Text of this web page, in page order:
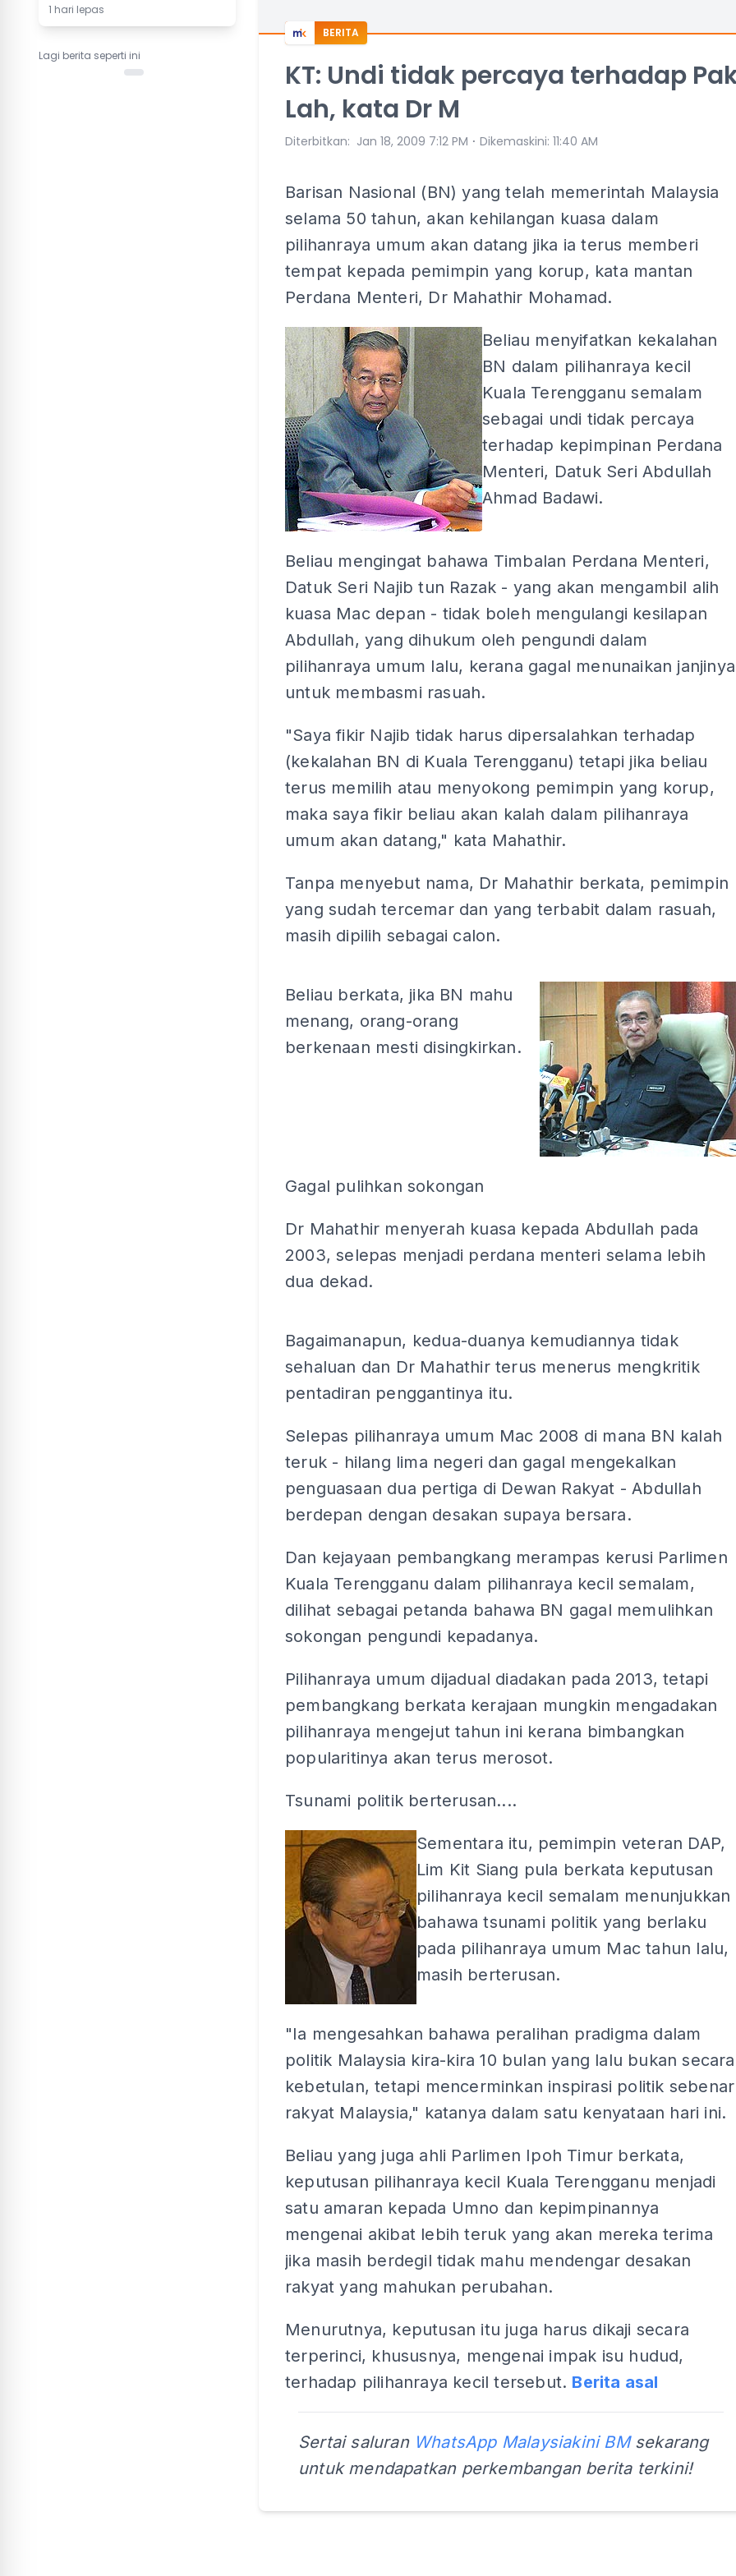
1 hari lepas
Lagi berita seperti ini
BERITA
KT: Undi tidak percaya terhadap
Lah, kata Dr M
Diterbitkan: Jan 18, 2009 7:12 PM ⋅ Dikemaskini: 11:40 AM
Barisan Nasional (BN) yang telah memerintah Malaysia
selama 50 tahun, akan kehilangan kuasa dalam
pilihanraya umum akan datang jika ia terus memberi
tempat kepada pemimpin yang korup, kata mantan
Perdana Menteri, Dr Mahathir Mohamad.
Beliau menyifatkan kekalahan
BN dalam pilihanraya kecil
Kuala Terengganu semalam
sebagai undi tidak percaya
terhadap kepimpinan Perdana
Menteri, Datuk Seri Abdullah
Ahmad Badawi.
Beliau mengingat bahawa Timbalan Perdana Menteri,
Datuk Seri Najib tun Razak - yang akan mengambil alih
kuasa Mac depan - tidak boleh mengulangi kesilapan
Abdullah, yang dihukum oleh pengundi dalam
pilihanraya umum lalu, kerana gagal menunaikan janjinya
untuk membasmi rasuah.
"Saya fikir Najib tidak harus dipersalahkan terhadap
(kekalahan BN di Kuala Terengganu) tetapi jika beliau
terus memilih atau menyokong pemimpin yang korup,
maka saya fikir beliau akan kalah dalam pilihanraya
umum akan datang," kata Mahathir.
Tanpa menyebut nama, Dr Mahathir berkata, pemimpin
yang sudah tercemar dan yang terbabit dalam rasuah,
masih dipilih sebagai calon.
Beliau berkata, jika BN mahu
menang, orang-orang
berkenaan mesti disingkirkan.
Gagal pulihkan sokongan
Dr Mahathir menyerah kuasa kepada Abdullah pada
2003, selepas menjadi perdana menteri selama lebih
dua dekad.
Bagaimanapun, kedua-duanya kemudiannya tidak
sehaluan dan Dr Mahathir terus menerus mengkritik
pentadiran penggantinya itu.
Selepas pilihanraya umum Mac 2008 di mana BN kalah
teruk - hilang lima negeri dan gagal mengekalkan
penguasaan dua pertiga di Dewan Rakyat - Abdullah
berdepan dengan desakan supaya bersara.
Dan kejayaan pembangkang merampas kerusi Parlimen
Kuala Terengganu dalam pilihanraya kecil semalam,
dilihat sebagai petanda bahawa BN gagal memulihkan
sokongan pengundi kepadanya.
Pilihanraya umum dijadual diadakan pada 2013, tetapi
pembangkang berkata kerajaan mungkin mengadakan
pilihanraya mengejut tahun ini kerana bimbangkan
popularitinya akan terus merosot.
Tsunami politik berterusan....
Sementara itu, pemimpin veteran DAP,
Lim Kit Siang pula berkata keputusan
pilihanraya kecil semalam menunjukkan
bahawa tsunami politik yang berlaku
pada pilihanraya umum Mac tahun lalu,
masih berterusan.
"Ia mengesahkan bahawa peralihan pradigma dalam
politik Malaysia kira-kira 10 bulan yang lalu bukan secara
kebetulan, tetapi mencerminkan inspirasi politik sebenar
rakyat Malaysia," katanya dalam satu kenyataan hari ini.
Beliau yang juga ahli Parlimen Ipoh Timur berkata,
keputusan pilihanraya kecil Kuala Terengganu menjadi
satu amaran kepada Umno dan kepimpinannya
mengenai akibat lebih teruk yang akan mereka terima
jika masih berdegil tidak mahu mendengar desakan
rakyat yang mahukan perubahan.
Menurutnya, keputusan itu juga harus dikaji secara
terperinci, khususnya, mengenai impak isu hudud,
terhadap pilihanraya kecil tersebut. Berita asal
Sertai saluran WhatsApp Malaysiakini BMsekarang
untuk mendapatkan perkembangan berita terkini!